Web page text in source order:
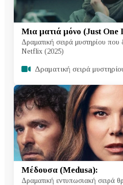
Μια ματιά μόνο (Just One
Δραματική σειρά μυστηρίου που
Netflix (2025)
Δραματική σειρά
Μέδουσα (Medusa):
Δραματική εντυπωσιακή σειρά